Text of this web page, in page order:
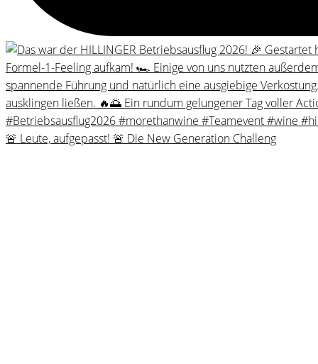
🚨 Leute, aufgepasst! 🚨 Die New Generation Challeng